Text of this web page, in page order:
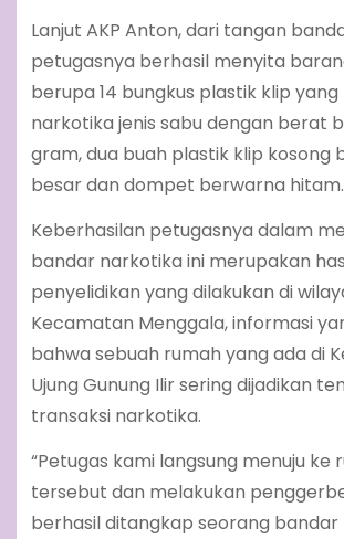
Lanjut AKP Anton, dari tangan
petugasnya berhasil menyita
berupa 14 bungkus plastik klip yang
narkotika jenis sabu dengan berat
gram, dua buah plastik klip kosong
besar dan dompet berwarna hitam.
Keberhasilan petugasnya dalam
bandar narkotika ini merupakan
penyelidikan yang dilakukan di
Kecamatan Menggala, informasi
bahwa sebuah rumah yang ada di
Ujung Gunung Ilir sering dijadikan
transaksi narkotika.
“Petugas kami langsung menuju ke
tersebut dan melakukan
berhasil ditangkap seorang